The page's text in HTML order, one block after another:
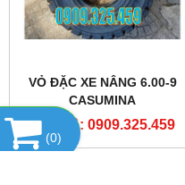
VỎ ĐẶC XE NÂNG 6.00-9
CASUMINA
Liên hệ: 0909.325.459
(0)